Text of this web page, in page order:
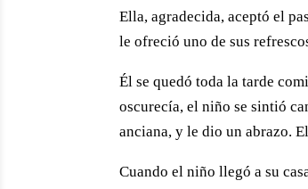
Ella, agradecida, aceptó el
le ofreció uno de sus
Él se quedó toda la tarde
oscurecía, el niño se sintió
anciana, y le dio un abrazo.
Cuando el niño llegó a su